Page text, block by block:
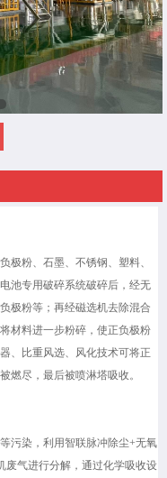
极粉、石墨、不锈钢、塑料、
池专用破碎系统破碎后，经无
极粉等；再经磁选机去除混合
材料进一步粉碎，使正负极粉
、比重风选、风化技术可将正
燃尽，最后被喷淋塔吸收。
污染，利用智联脉冲除尘+无氧
废气进行分解，通过化学吸收设